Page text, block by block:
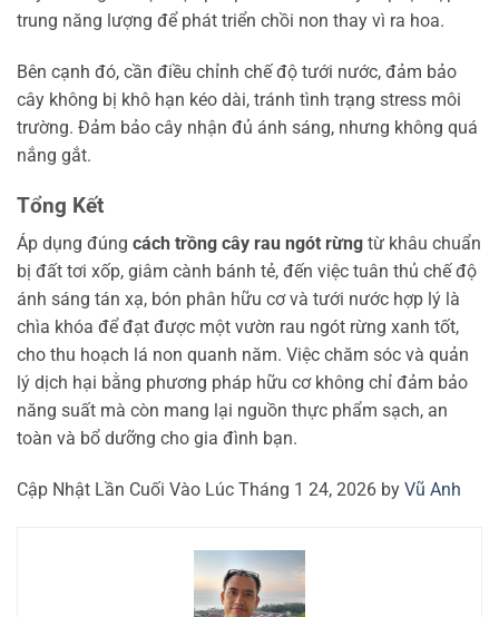
trung năng lượng để phát triển chồi non thay vì ra hoa.
Bên cạnh đó, cần điều chỉnh chế độ tưới nước, đảm bảo
cây không bị khô hạn kéo dài, tránh tình trạng stress môi
trường. Đảm bảo cây nhận đủ ánh sáng, nhưng không quá
nắng gắt.
Tổng Kết
Áp dụng đúng cách trồng cây rau ngót rừng từ khâu chuẩn
bị đất tơi xốp, giâm cành bánh tẻ, đến việc tuân thủ chế độ
ánh sáng tán xạ, bón phân hữu cơ và tưới nước hợp lý là
chìa khóa để đạt được một vườn rau ngót rừng xanh tốt,
cho thu hoạch lá non quanh năm. Việc chăm sóc và quản
lý dịch hại bằng phương pháp hữu cơ không chỉ đảm bảo
năng suất mà còn mang lại nguồn thực phẩm sạch, an
toàn và bổ dưỡng cho gia đình bạn.
Cập Nhật Lần Cuối Vào Lúc Tháng 1 24, 2026 by Vũ Anh